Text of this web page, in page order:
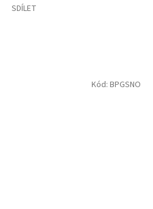
SDÍLET
Kód: BPGSNO